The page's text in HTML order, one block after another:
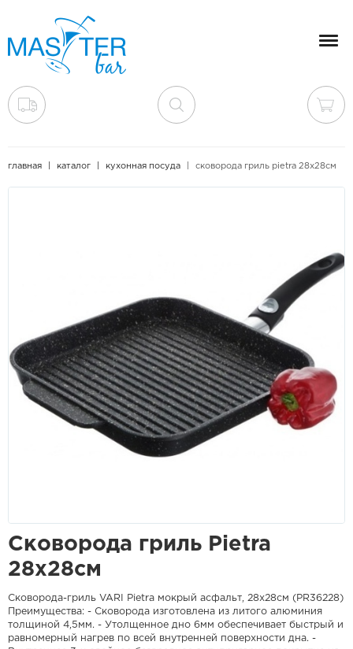
главная каталог кухонная посуда сковорода гриль pietra 28х28см
Сковорода гриль Pietra
28х28см
Сковорода-гриль VARI Pietra мокрый асфальт, 28х28см (PR36228)
Преимущества: - Сковорода изготовлена из литого алюминия
толщиной 4,5мм. - Утолщенное дно 6мм обеспечивает быстрый и
равномерный нагрев по всей внутренней поверхности дна. -